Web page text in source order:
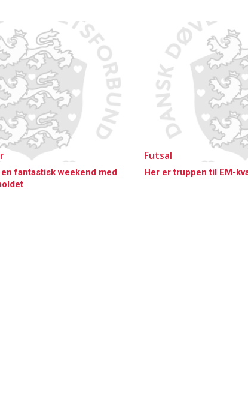
fantastisk weekend med
Futsal
Her er truppen til EM-